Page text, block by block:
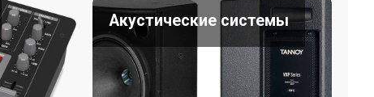
Акустические системы